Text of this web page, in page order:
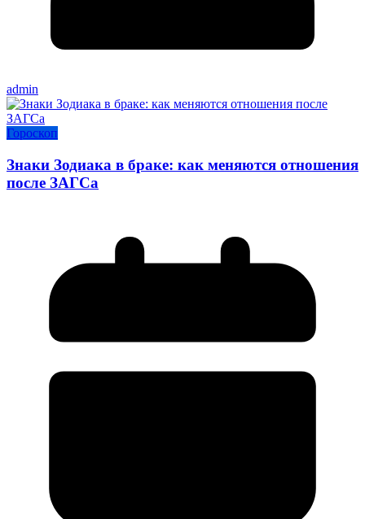
admin
Гороскоп
Знаки Зодиака в браке: как меняются отношения
после ЗАГСа